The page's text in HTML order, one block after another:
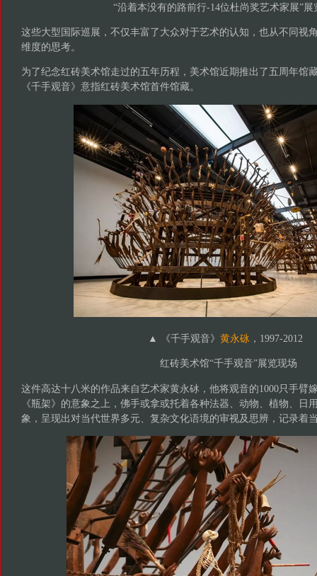
“沿着本没有的路前行-14位杜尚奖艺术家展”展
这些大型国际巡展，不仅丰富了大众对于艺术的认知，也从不同视
维度的思考。
为了纪念红砖美术馆走过的五年历程，美术馆近期推出了五周年馆
《千手观音》意指红砖美术馆首件馆藏。
▲ 《千手观音》黄永砯 ，1997-2012
红砖美术馆“千手观音”展览现场
这件高达十八米的作品来自艺术家黄永砅，他将观音的1000只手臂
《瓶架》的意象之上，佛手或拿或托着各种法器、动物、植物、日
象，呈现出对当代世界多元、复杂文化语境的审视及思辨，记录着